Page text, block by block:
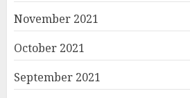
November 2021
October 2021
September 2021